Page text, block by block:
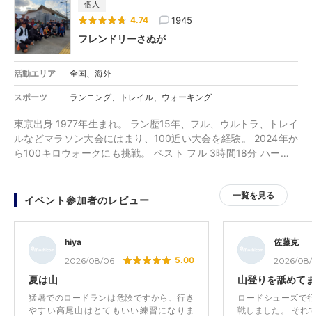
個人
4.74 1945
フレンドリーさぬが
活動エリア 全国、海外
スポーツ ランニング、トレイル、ウォーキング
東京出身 1977年生まれ。 ラン歴15年、フル、ウルトラ、トレイ
ルなどマラソン大会にはまり、100近い大会を経験。 2024年か
ら100キロウォークにも挑戦。 ベスト フル 3時間18分 ハーフ 1
会にはまり、お世話になっていく中、マラソンに関する事で社会
貢献が出来ないかと考え、土日の大会はたくさんあるが、平日の
大会がない事に気づき、2017年9月平日皇居マラソン大会をつく
る。 目標、夢 1人でも多くの方の目標達成のお手伝いをする。
行動、感謝、社会貢献を指針にしてます。 2023年1月TBS健康カ
プセル元気の時間山手線ウォークで出演。 2023年柴又100K公式
す。
イベント参加者のレビュー 一覧を見る
hiya
2026/08/06
5.00
夏は山
猛暑でのロードランは危険ですから、行き
やすい高尾山はとてもいい練習になりま
佐藤克
2026/
山登りを舐めて
ロードシューズで
戦しました。 それ